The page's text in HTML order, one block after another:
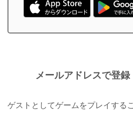
メールアドレスで登録
ゲストとしてゲームをプレイする